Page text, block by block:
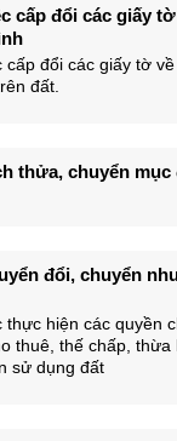
cấp đổi các giấy
cấp đổi các giấy tờ
đất.
thửa, chuyển
đổi, chuyển
thực hiện các quyền
thuê, thế chấp, thừa
sử dụng đất